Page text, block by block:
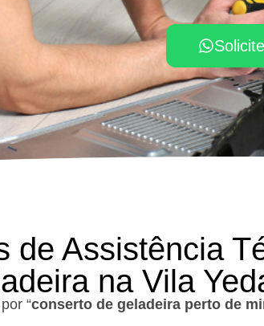
de Assistência
na Vila
“conserto de geladeira perto de